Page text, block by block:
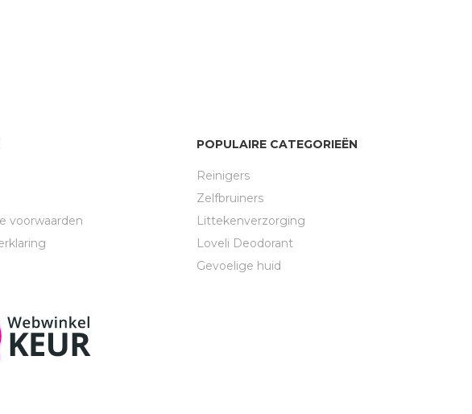
voorwaarden
POPULAIRE CATEGORIEËN
Reinigers
Zelfbruiners
Littekenverzorging
Loveli Deodorant
Gevoelige huid